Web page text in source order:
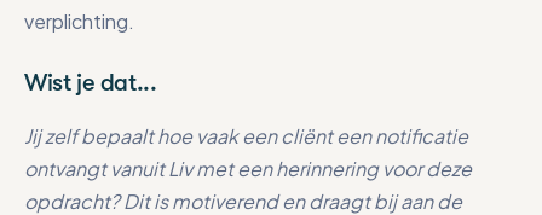
verplichting.
Wist je dat...
Jij zelf bepaalt hoe vaak een cliënt een notificatie
ontvangt vanuit Liv met een herinnering voor deze
opdracht? Dit is motiverend en draagt bij aan de